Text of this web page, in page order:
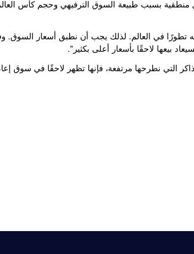
منطقية بسبب طبيعة السوق الترفيهي وحجم كأس
تطورًا في العالم. لذلك يجب أن نطبق أسعار السوق.
بيعها لاحقًا بأسعار أعلى بكثير”.
التي نطرحها مرتفعة، فإنها تظهر لاحقًا في سوق